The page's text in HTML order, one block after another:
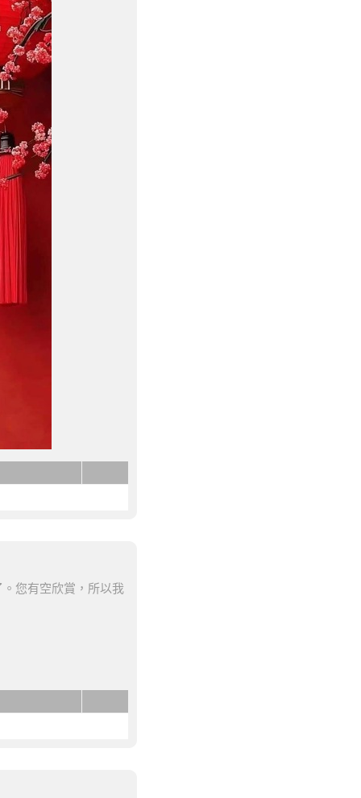
您有空欣賞，所以我